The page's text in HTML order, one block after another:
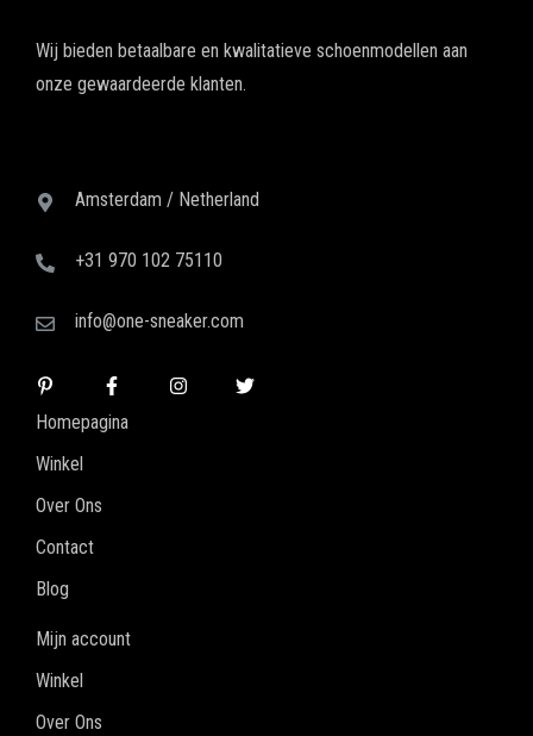
Wij bieden betaalbare en kwalitatieve schoenmodellen aan
onze gewaardeerde klanten.
Amsterdam / Netherland
+31 970 102 75110
info@one-sneaker.com
Homepagina
Winkel
Over Ons
Contact
Blog
Mijn account
Winkel
Over Ons